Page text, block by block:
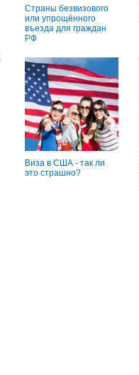
Страны безвизового
или упрощённого
въезда для граждан
РФ
Виза в США - так ли
это страшно?